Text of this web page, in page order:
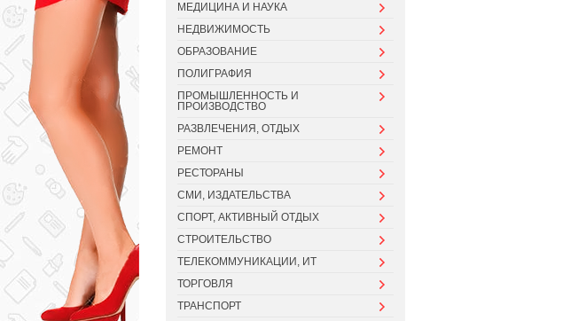
МЕДИЦИНА И НАУКА
НЕДВИЖИМОСТЬ
ОБРАЗОВАНИЕ
ПОЛИГРАФИЯ
ПРОМЫШЛЕННОСТЬ И
ПРОИЗВОДСТВО
РАЗВЛЕЧЕНИЯ, ОТДЫХ
РЕМОНТ
РЕСТОРАНЫ
СМИ, ИЗДАТЕЛЬСТВА
СПОРТ, АКТИВНЫЙ ОТДЫХ
СТРОИТЕЛЬСТВО
ТЕЛЕКОММУНИКАЦИИ, ИТ
ТОРГОВЛЯ
ТРАНСПОРТ